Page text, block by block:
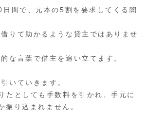
間で、元本の5割を要求してくる闇
りて助かるような貸主ではありませ
な言葉で借主を追い立てます。
いていきます。
たとしても手数料を引かれ、手元に
り込まれません。